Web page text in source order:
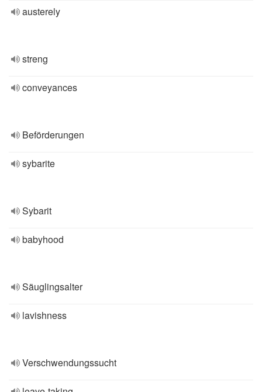
austerely
streng
conveyances
Beförderungen
sybarite
Sybarit
babyhood
Säuglingsalter
lavishness
Verschwendungssucht